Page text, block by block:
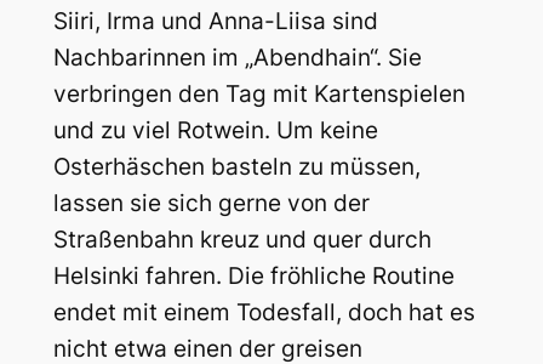
Siiri, Irma und Anna-Liisa sind
Nachbarinnen im „Abendhain“. Sie
verbringen den Tag mit Kartenspielen
und zu viel Rotwein. Um keine
Osterhäschen basteln zu müssen,
lassen sie sich gerne von der
Straßenbahn kreuz und quer durch
Helsinki fahren. Die fröhliche Routine
endet mit einem Todesfall, doch hat es
nicht etwa einen der greisen